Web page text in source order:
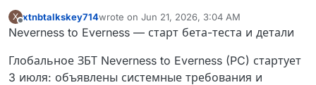
X xtnbtalkskey714wrote on Jun 21, 2026, 3:04 AM
last edited by
Neverness to Everness — старт бета-теста и детали
Глобальное ЗБТ Neverness to Everness (PC) стартует
3 июля: объявлены системные требования и